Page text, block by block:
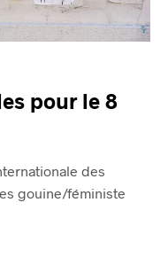
pour le 8
des
gouine/féministe